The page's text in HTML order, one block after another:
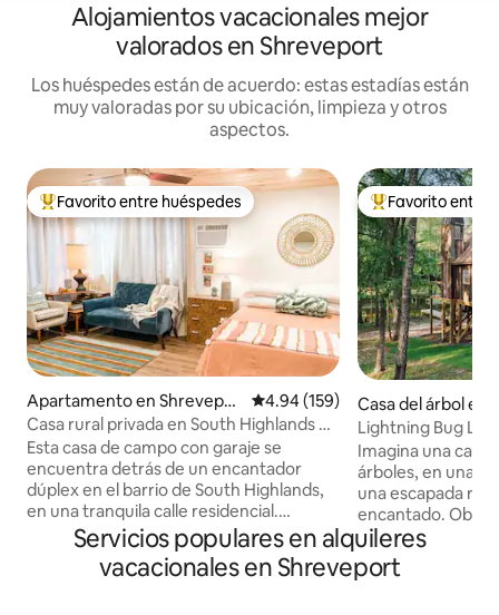
Alojamientos vacacionales mejor
valorados en Shreveport
Los huéspedes están de acuerdo: estas estadías están
muy valoradas por su ubicación, limpieza y otros
aspectos.
Favorito entre huéspedes preferido
Favorito entre huéspedes
Apartamento en Shrevepor
t
Calificación promedio: 4.94 de
4.94 (159)
Casa rural privada en South Highlands de
1 dormitorio y 1 baño
Esta casa de campo con garaje se
encuentra detrás de un encantador
dúplex en el barrio de South Highlands,
en una tranquila calle residencial.
Construido originalmente en 1924, este
pequeño pero poderoso espacio fue
completamente remodelado en 2021. 1
Favorito entre
Favorito entre
Casa del árbol en
Lightning Bug
lago
Imagina una
árboles, en una
una escapada
encantado.
ardillas en el
la mañana o
Atrapa insectos
Servicios populares en alquileres
vacacionales en Shreveport